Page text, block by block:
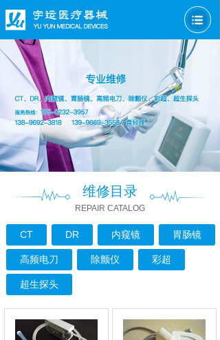
维修目录
REPAIR CATALOG
CT DR 内窥镜 胃肠镜
高频电刀 除颤仪 彩超
超生探头